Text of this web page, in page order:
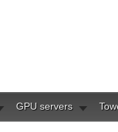
GPU servers